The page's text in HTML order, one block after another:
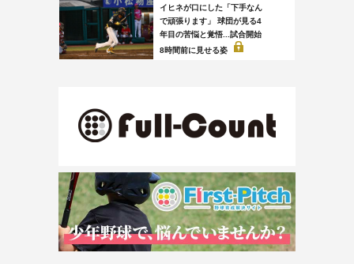
イヒネが口にした「下手なん
で頑張ります」 球団が見る4
年目の苦悩と覚悟...試合開始
8時間前に見せる姿